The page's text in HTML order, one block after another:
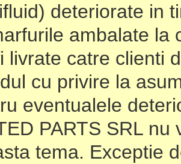
deteriorate in
ambalate la
livrate catre clienti
cu privire la
eventualele
PARTS SRL
tema. Exceptie